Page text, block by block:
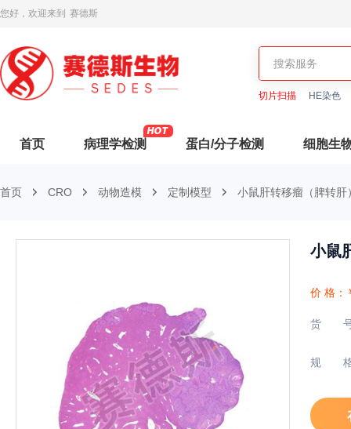
您好，欢迎来到 赛德斯
切片扫描 HE染色
首页 病理学检测 蛋白/分子检测 细胞生
首页 CRO 动物造模 定制模型 小鼠肝转移瘤（脾转肝
小鼠
价 格：
货
规